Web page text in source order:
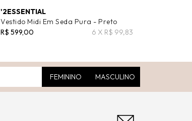
'2ESSENTIAL
Vestido Midi Em Seda Pura - Preto
R$ 599,00
6 X R$ 99,83
FEMININO MASCULINO